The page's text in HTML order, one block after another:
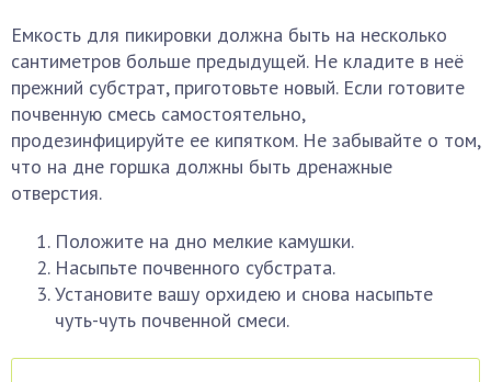
Емкость для пикировки должна быть на несколько
сантиметров больше предыдущей. Не кладите в неё
прежний субстрат, приготовьте новый. Если готовите
почвенную смесь самостоятельно,
продезинфицируйте ее кипятком. Не забывайте о том,
что на дне горшка должны быть дренажные
отверстия.
Положите на дно мелкие камушки.
Насыпьте почвенного субстрата.
Установите вашу орхидею и снова насыпьте
чуть-чуть почвенной смеси.